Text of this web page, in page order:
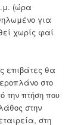
(ώρα
για
χωρίς φαί
επιβάτες θα
στο
την πτήση που
στην
στη